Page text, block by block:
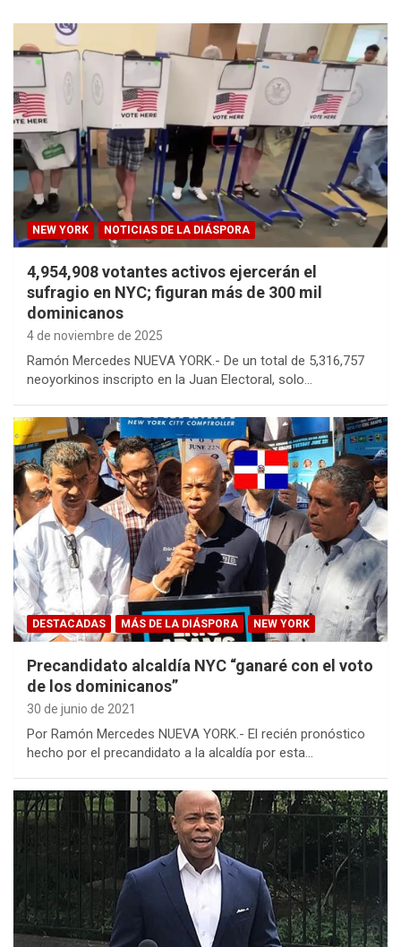
NEW YORK NOTICIAS DE LA DIÁSPORA
4,954,908 votantes activos ejercerán el
sufragio en NYC; figuran más de 300 mil
dominicanos
4 de noviembre de 2025
Ramón Mercedes NUEVA YORK.- De un total de 5,316,757
neoyorkinos inscripto en la Juan Electoral, solo…
DESTACADAS MÁS DE LA DIÁSPORA NEW YORK
Precandidato alcaldía NYC “ganaré con el voto
de los dominicanos”
30 de junio de 2021
Por Ramón Mercedes NUEVA YORK.- El recién pronóstico
hecho por el precandidato a la alcaldía por esta…